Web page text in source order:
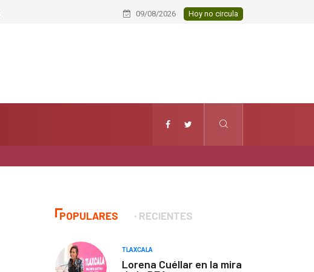
Huamantla fortalece lazos de
09/08/2026 Hoy no circula
POPULARES RECIENTES
TLAXCALA
Lorena Cuéllar en la mira